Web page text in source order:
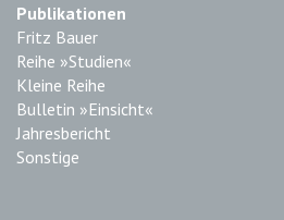
Publikationen
Fritz Bauer
Reihe »Studien«
Kleine Reihe
Bulletin »Einsicht«
Jahresbericht
Sonstige